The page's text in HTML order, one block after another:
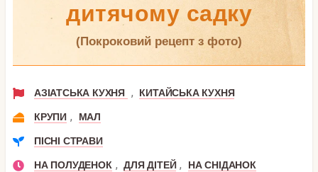
дитячому садку
(покроковий рецепт з фото)
АЗІАТСЬКА КУХНЯ , КИТАЙСЬКА КУХНЯ
КРУПИ , МАЛ
ПІСНІ СТРАВИ
НА ПОЛУДЕНОК , ДЛЯ ДІТЕЙ , НА СНІДАНОК